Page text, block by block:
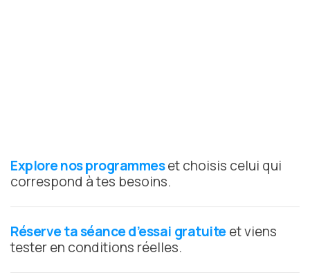
Explore nos programmeset choisis celui qui
correspond à tes besoins.
Réserve ta séance d’essai gratuiteet viens
tester en conditions réelles.